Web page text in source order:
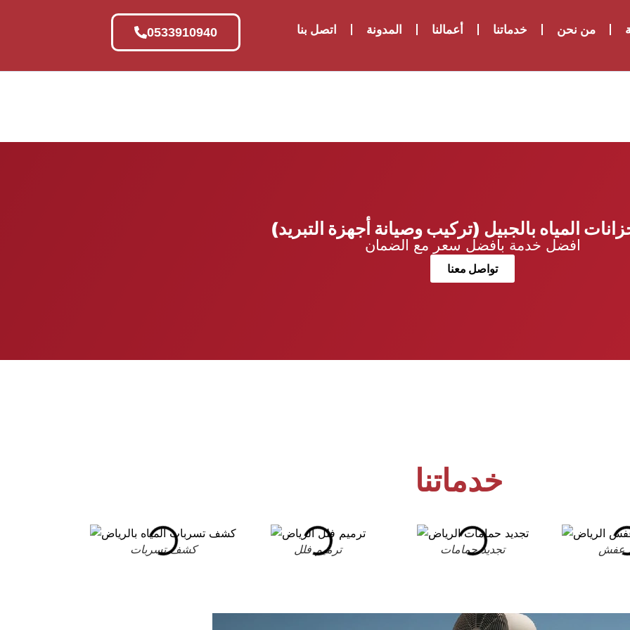
من نحن خدماتنا أعمالنا المدونة اتصل بنا 0533910940
المياه بالجبيل (تركيب وصيانة أجهزة التبريد)
افضل خدمة بافضل سعر مع الضمان
تواصل معنا
خدماتنا
كشف تسربات ترميم فلل تجديد حمامات عفش